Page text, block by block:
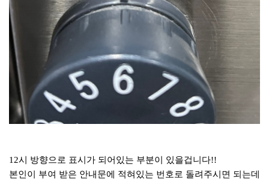
12시 방향으로 표시가 되어있는 부분이 있을겁니다!!
본인이 부여 받은 안내문에 적혀있는 번호로 돌려주시면 되는데